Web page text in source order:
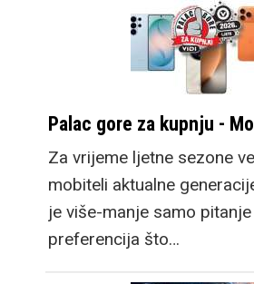
Palac gore za kupnju -
Za vrijeme ljetne sezone
mobiteli aktualne
je više-manje samo
preferencija što…